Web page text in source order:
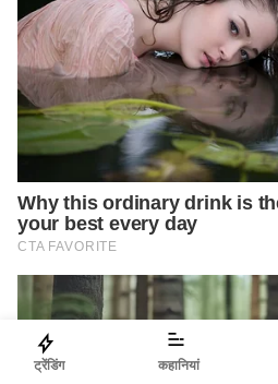
ट्रेंडिंग कहानियां